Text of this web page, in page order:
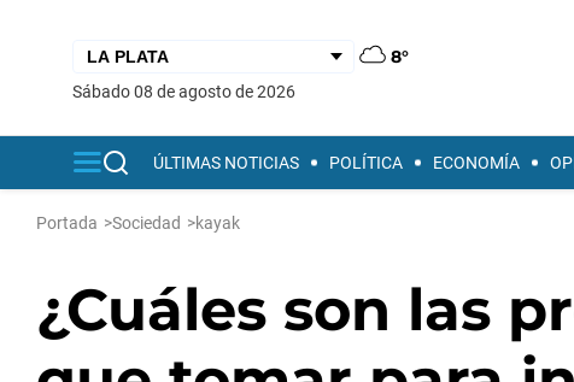
8°
sábado 08 de agosto de 2026
ÚLTIMAS NOTICIAS POLÍTICA ECONOMÍA
Portada >Sociedad >kayak
¿Cuáles son las